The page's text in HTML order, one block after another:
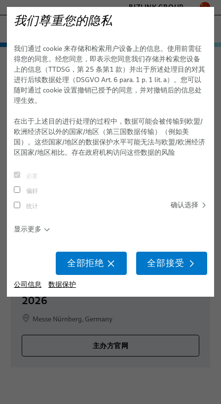
BIZLINK GROUP
医疗
海事
交通
半导体技术
通讯与网络
- ENGINEERED SOLUTIONS
SILICONE CABLE SOLUTIONS
产品与服务
自动化与驱动
FieldLink® 电缆
服务
机器人
用于工业自动化应用的机器人电缆
机器人电缆组件
软用于动态自动化应用的工业机器人软管和管材
传感解决方案
机器人集成与调试
为能源供应系统提供服务
机器人、PLC 和离线编程
机械
线缆
电缆组件
服务
应用
自动化与驱动
弧焊
无铆钉连接
粘接
物料搬运
拧紧
医疗机器人
机械
新闻
关于我们
质量
研发
测试中心
职业生涯
出版物
工厂自动化与机械 关于我们 活动
活动
17.11. – 19.11.2026
ZZ20
SPS – Smart Production Solutions
2026
Messe Nürnberg, Germany
主办方官网
我们尊重您的隐私
我们通过 cookie 来存储和检索用户设备上的信息。使用前需征
得您的同意。经您同意，即表示您同意我们存储并检索您设备
上的信息（TTDSG，第 25 条第1 款）并出于所述处理目的对其
进行后续数据处理（DSGVO Art. 6 para. 1 p. 1 lit. a）。您可以
随时通过 cookie 设置撤销已授予的同意，并对撤销后的信息处
理生效。
在出于上述目的进行处理的过程中，数据可能会被传输到欧盟/
欧洲经济区以外的国家/地区（第三国数据传输）（例如美
国）。这些国家/地区的数据保护水平可能无法与欧盟/欧洲经济
区国家/地区相比。存在政府机构访问这些数据的风险
必要
偏好
统计 确认选择
显示更多
全部拒绝 全部接受
公司信息 数据保护